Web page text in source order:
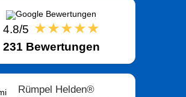
4.8/5 ★★★★★
231 Bewertungen
Rümpel Helden®